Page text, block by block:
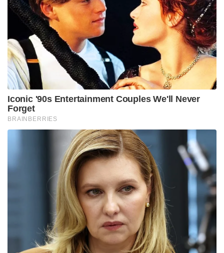
Iconic '90s Entertainment Couples We'll Never
Forget
BRAINBERRIES